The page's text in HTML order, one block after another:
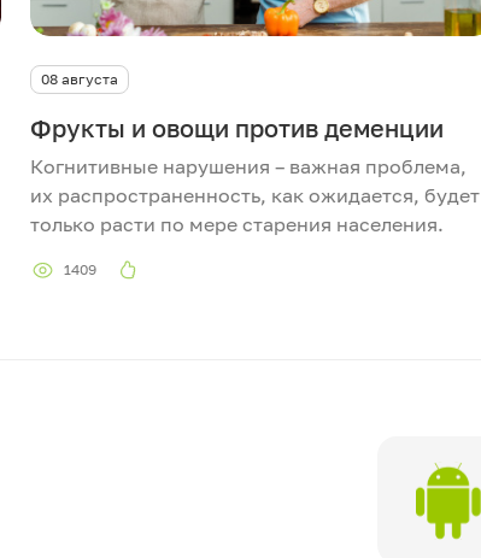
08 августа
Фрукты и овощи против деменции
Когнитивные нарушения – важная проблема,
их распространенность, как ожидается, будет
только расти по мере старения населения.
1409